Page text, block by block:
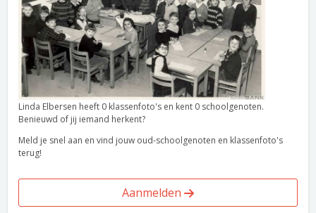
Linda Elbersen heeft 0 klassenfoto's en kent 0 schoolgenoten.
Benieuwd of jij iemand herkent?
Meld je snel aan en vind jouw oud-schoolgenoten en klassenfoto's
terug!
Aanmelden